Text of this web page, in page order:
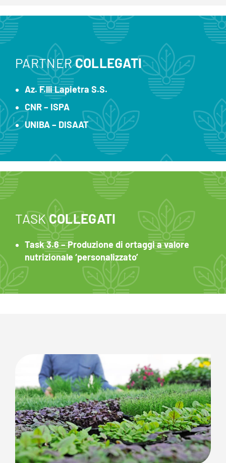
PARTNERCOLLEGATI
Az. F.lli Lapietra S.S.
CNR – ISPA
UNIBA – DISAAT
TASKCOLLEGATI
Task 3.6 – Produzione di ortaggi a valore
nutrizionale ‘personalizzato’